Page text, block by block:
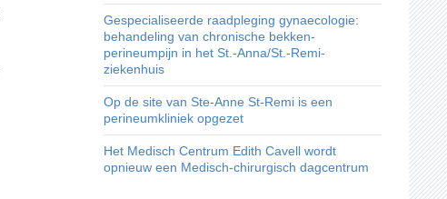
Gespecialiseerde raadpleging gynaecologie:
behandeling van chronische bekken-
perineumpijn in het St.-Anna/St.-Remi-
ziekenhuis
Op de site van Ste-Anne St-Remi is een
perineumkliniek opgezet
Het Medisch Centrum Edith Cavell wordt
opnieuw een Medisch-chirurgisch dagcentrum